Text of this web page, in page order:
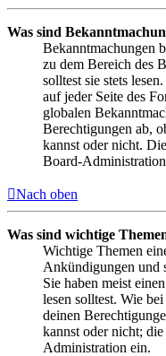
Was sind
Bekanntmachungen
zu dem Bereich des
solltest sie stets
auf jeder Seite des
globalen
Berechtigungen ab,
kannst oder nicht.
Board-
Nach oben
Was sind wichtige
Wichtige Themen
Ankündigungen und
Sie haben meist
lesen solltest. Wie
deinen
kannst oder nicht;
Administration ein.